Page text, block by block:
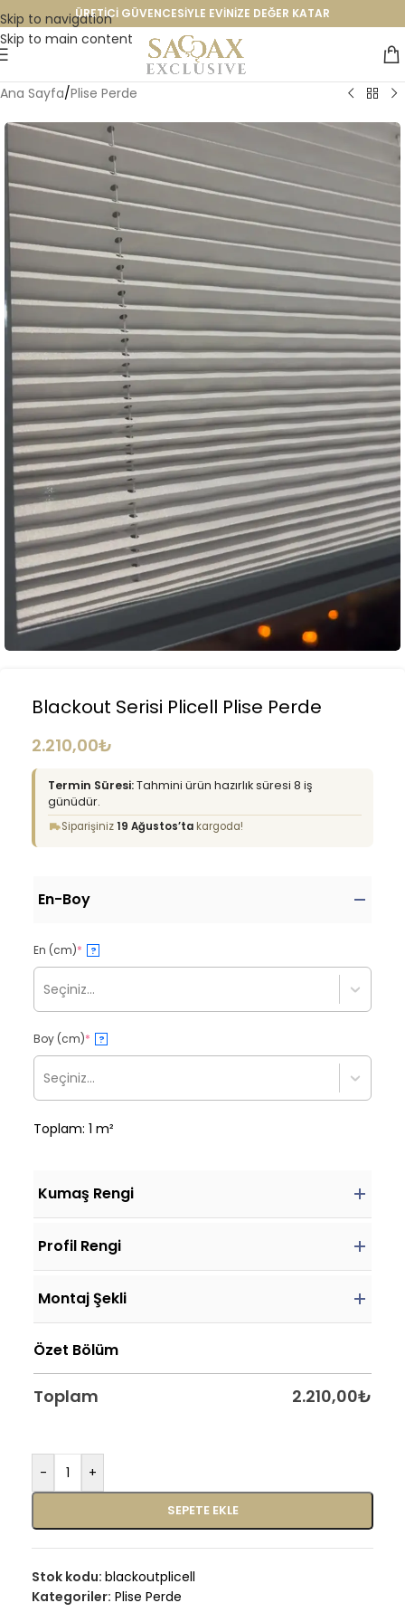
Skip to navigation
Skip to main content
ÜRETİCİ GÜVENCESİYLE EVİNİZE DEĞER KATAR
Ana Sayfa/Plise Perde
Blackout Serisi Plicell Plise Perde
2.210,00₺
Termin Süresi:Tahmini ürün hazırlık süresi 8 iş
günüdür.
Siparişiniz19 Ağustos’ta kargoda!
En-Boy
En (cm)* ?
Seçiniz...
Boy (cm)* ?
Seçiniz...
Toplam: 1 m²
Kumaş Rengi
Profil Rengi
Montaj Şekli
Özet Bölüm
Toplam 2.210,00₺
- +
SEPETE EKLE
Stok kodu: blackoutplicell
Kategoriler: Plise Perde